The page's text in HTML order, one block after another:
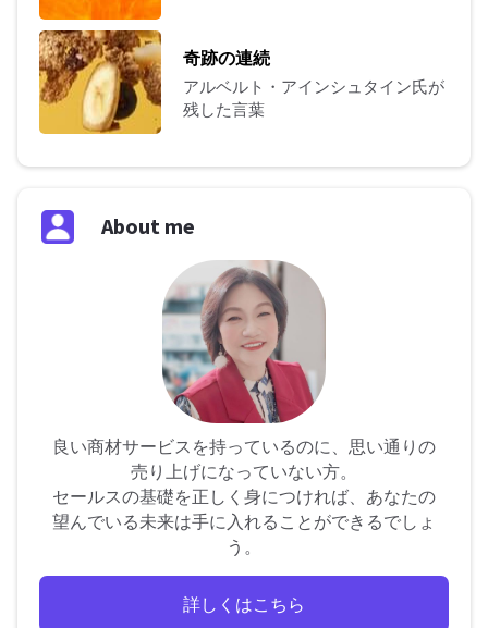
奇跡の連続
アルベルト・アインシュタイン氏が
残した言葉
About me
良い商材サービスを持っているのに、思い通りの
売り上げになっていない方。
セールスの基礎を正しく身につければ、あなたの
望んでいる未来は手に入れることができるでしょ
う。
詳しくはこちら